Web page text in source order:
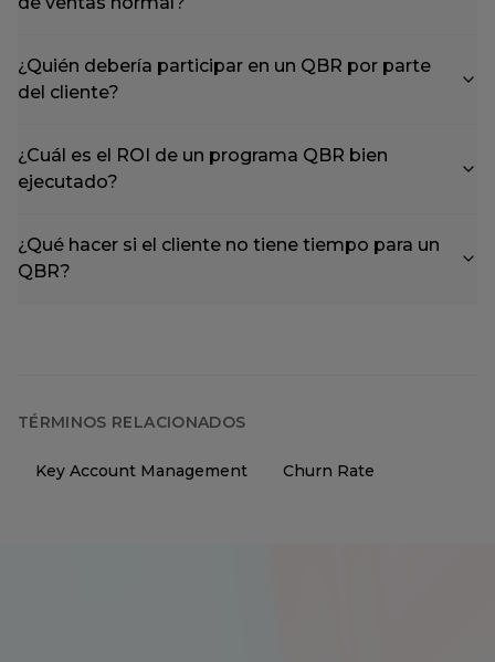
¿Quién debería participar en un QBR por parte
del cliente?
¿Cuál es el ROI de un programa QBR bien
ejecutado?
¿Qué hacer si el cliente no tiene tiempo para un
QBR?
TÉRMINOS RELACIONADOS
Key Account Management Churn Rate